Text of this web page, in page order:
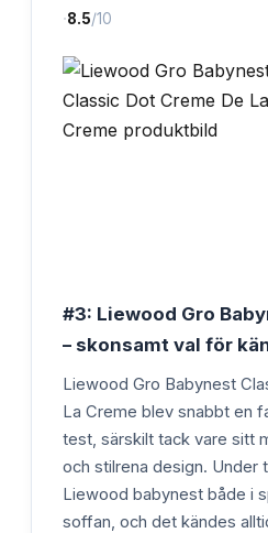
·8.5/10
#3: Liewood Gro
– skonsamt val för
Liewood Gro Babynest
La Creme blev snabbt en
test, särskilt tack vare sitt
och stilrena design. Under
Liewood babynest både i
soffan, och det kändes